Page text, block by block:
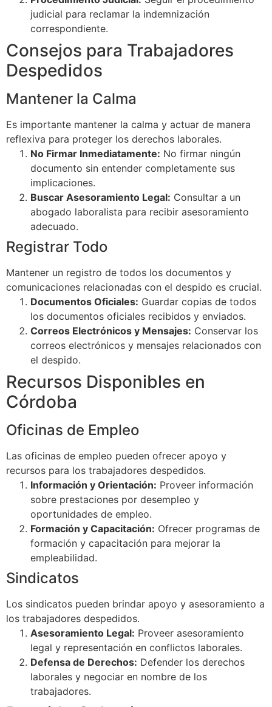
judicial para reclamar la indemnización
correspondiente.
Consejos para Trabajadores
Despedidos
Mantener la Calma
Es importante mantener la calma y actuar de manera
reflexiva para proteger los derechos laborales.
No Firmar Inmediatamente: No firmar ningún
documento sin entender completamente sus
implicaciones.
Buscar Asesoramiento Legal: Consultar a un
abogado laboralista para recibir asesoramiento
adecuado.
Registrar Todo
Mantener un registro de todos los documentos y
comunicaciones relacionadas con el despido es crucial.
Documentos Oficiales: Guardar copias de todos
los documentos oficiales recibidos y enviados.
Correos Electrónicos y Mensajes: Conservar los
correos electrónicos y mensajes relacionados con
el despido.
Recursos Disponibles en
Córdoba
Oficinas de Empleo
Las oficinas de empleo pueden ofrecer apoyo y
recursos para los trabajadores despedidos.
Información y Orientación: Proveer información
sobre prestaciones por desempleo y
oportunidades de empleo.
Formación y Capacitación: Ofrecer programas de
formación y capacitación para mejorar la
empleabilidad.
Sindicatos
Los sindicatos pueden brindar apoyo y asesoramiento a
los trabajadores despedidos.
Asesoramiento Legal: Proveer asesoramiento
legal y representación en conflictos laborales.
Defensa de Derechos: Defender los derechos
laborales y negociar en nombre de los
trabajadores.